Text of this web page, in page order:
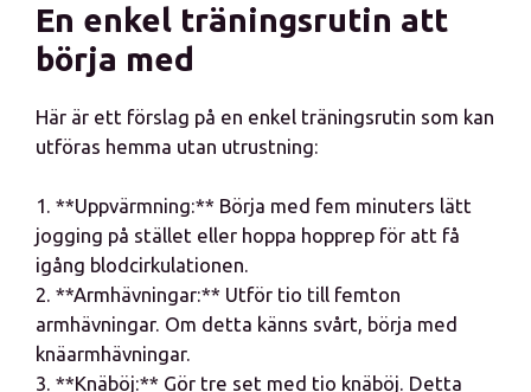
En enkel träningsrutin att
börja med
Här är ett förslag på en enkel träningsrutin som kan
utföras hemma utan utrustning:
1. **Uppvärmning:** Börja med fem minuters lätt
jogging på stället eller hoppa hopprep för att få
igång blodcirkulationen.
2. **Armhävningar:** Utför tio till femton
armhävningar. Om detta känns svårt, börja med
knäarmhävningar.
3. **Knäböj:** Gör tre set med tio knäböj. Detta